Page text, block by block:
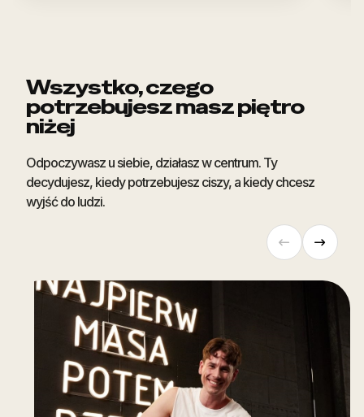
Wszystko, czego
potrzebujesz masz piętro
niżej
Odpoczywasz u siebie, działasz w centrum. Ty
decydujesz, kiedy potrzebujesz ciszy, a kiedy chcesz
wyjść do ludzi.